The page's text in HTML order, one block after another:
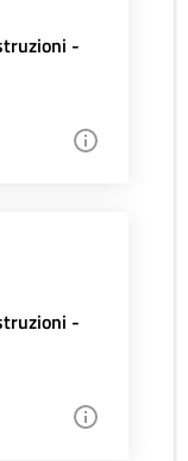
-
-